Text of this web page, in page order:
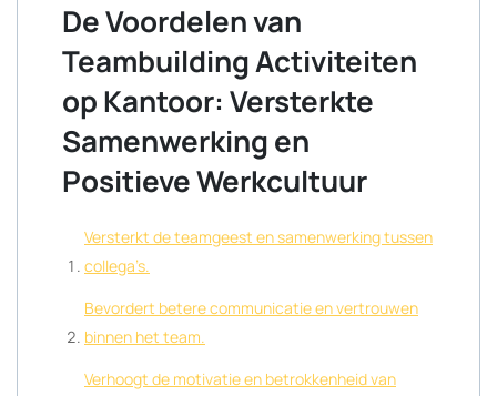
De Voordelen van
Teambuilding Activiteiten
op Kantoor: Versterkte
Samenwerking en
Positieve Werkcultuur
Versterkt de teamgeest en samenwerking tussen
collega’s.
Bevordert betere communicatie en vertrouwen
binnen het team.
Verhoogt de motivatie en betrokkenheid van